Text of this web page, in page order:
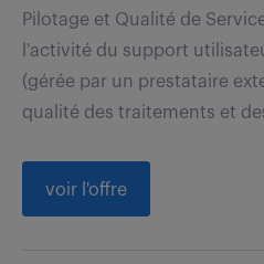
Pilotage et Qualité de
l'activité du support
(gérée par un prestataire
qualité des traitements et
voir l'offre